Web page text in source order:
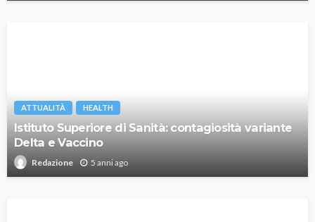
ATTUALITÀ HEALTH
Istituto Superiore di Sanità: contagiosità variante
Delta e Vaccino
Redazione 5 anni ago